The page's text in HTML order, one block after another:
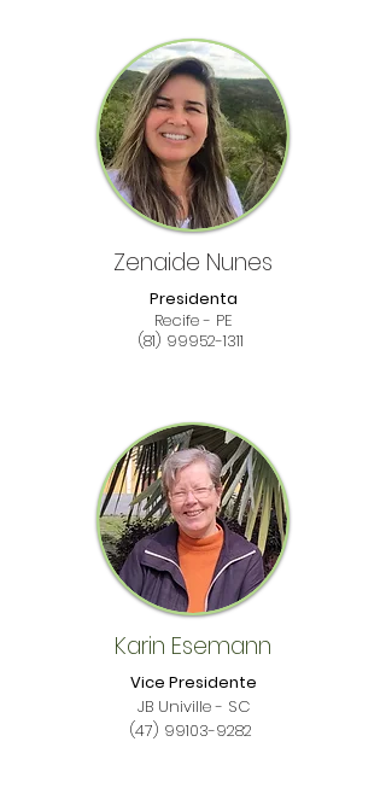
Zenaide Nunes
Presidenta
Recife - PE
(81) 99952-1311
Karin Esemann
Vice Presidente
JB Univille - SC
(47) 99103-9282